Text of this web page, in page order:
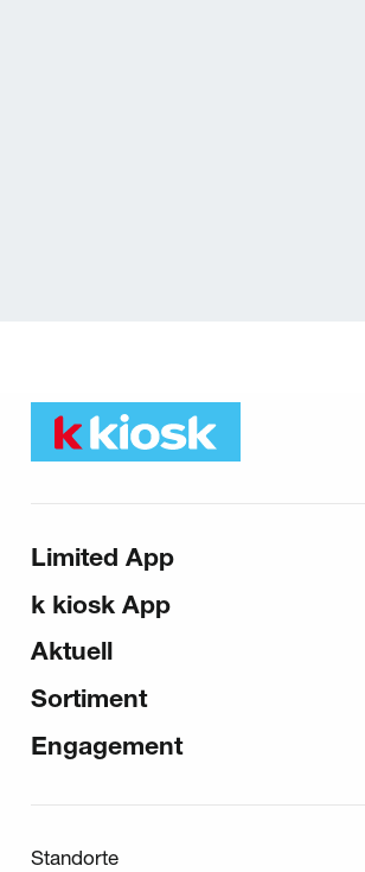
Sitemap
Limited App
k kiosk App
Aktuell
Sortiment
Engagement
Sekundär-Navigation
Standorte